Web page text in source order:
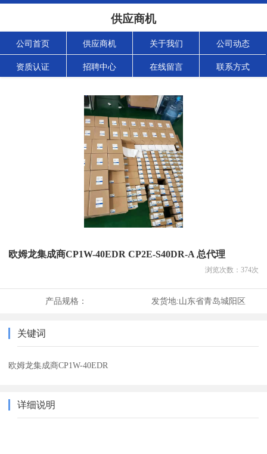
供应商机
公司首页 供应商机 关于我们 公司动态
资质认证 招聘中心 在线留言 联系方式
欧姆龙集成商CP1W-40EDR CP2E-S40DR-A 总代理
浏览次数： 374次
产品规格： 发货地:山东省青岛城阳区
关键词
欧姆龙集成商CP1W-40EDR
详细说明